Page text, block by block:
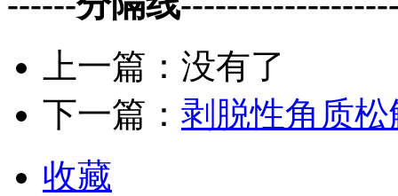
上一篇：没有了
下一篇： 剥脱性角质
收藏